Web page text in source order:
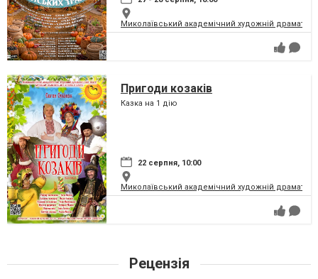
Миколаївський академічний художній
Пригоди козаків
Казка на 1 дію
22 серпня, 10:00
Миколаївський академічний художній
Рецензія